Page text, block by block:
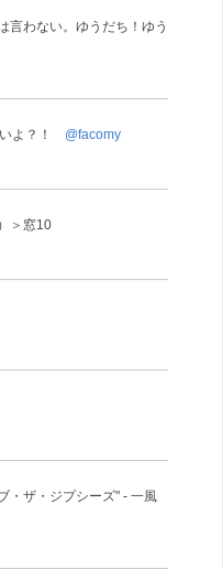
言わない。ゆうだち！ゆう
いよ？！ @facomy
＞窓10
・ザ・ジプシーズ" - 一風